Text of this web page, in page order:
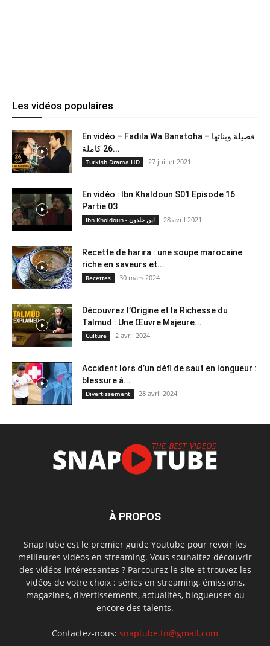
Les vidéos populaires
En vidéo – Fadila Wa Banatoha – فضيلة وبناتها
26 كاملة...
Turkish Drama HD 27 juillet 2021
En vidéo : Ibn Khaldoun S01 Episode 16
Partie 03
Ibn Kholdoun - ابن خلدون 28 avril 2021
Recette de harira : une soupe marocaine
riche en saveurs et...
Recettes 30 mars 2024
Découvrez l’Origine et la Richesse du
Talmud : Une Œuvre Majeure...
Culture 2 avril 2024
Accident lors d’un défi de saut en longueur :
blessure à...
Divertissement 28 avril 2024
À PROPOS
SnapTube est le premier guide Youtube pour revoir les
meilleures vidéos en streaming. Vous souhaitez découvrir
des vidéos intéressantes ? Parcourez le site et trouvez les
vidéos de votre choix : séries en streaming, émissions,
magazines, divertissements, actualités, blogueuses ou
encore des talents.
Contactez-nous: snaptube.tn@gmail.com